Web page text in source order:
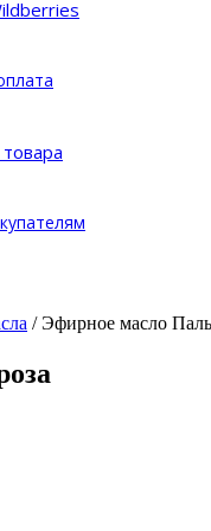
/ Эфирное масло